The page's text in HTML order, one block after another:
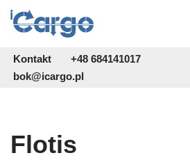
do
treści
Kontakt
+48 684141017
bok@icargo.pl
Flotis